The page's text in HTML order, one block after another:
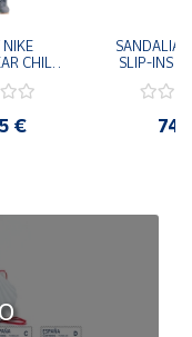
NIKE
CHILL
€
SANDALIAS
SLIP-INS